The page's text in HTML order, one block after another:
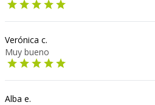
Verónica c.
Muy bueno
Alba e.